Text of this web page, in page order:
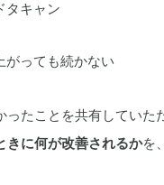
タキャン
がっても続かない
たことを共有していた
きに何が改善されるかを